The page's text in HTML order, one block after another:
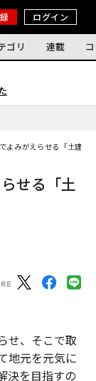
ログイン
ゴリ 連載
よみがえらせる「土建イ
せる「土
せ、そこで取
地元を元気に
決を目指すの